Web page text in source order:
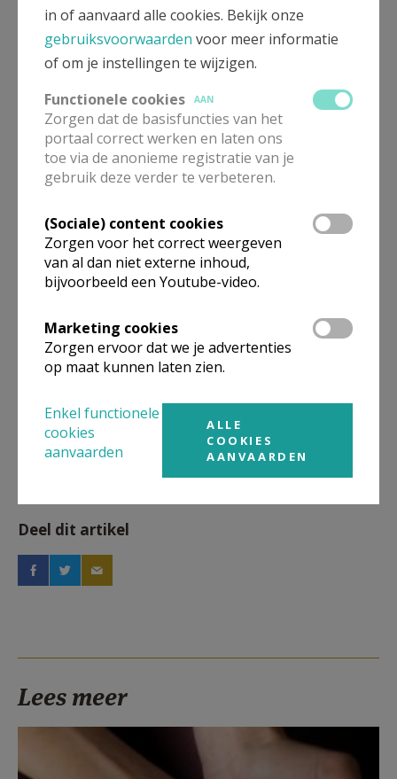
Gepubliceerd door
Meer
Artikel
Deel dit artikel
Lees meer
in of aanvaard alle cookies. Bekijk onze
gebruiksvoorwaarden voor meer informatie
of om je instellingen te wijzigen.
Functionele cookies
AAN
Zorgen dat de basisfuncties van het
portaal correct werken en laten ons
toe via de anonieme registratie van je
gebruik deze verder te verbeteren.
(Sociale) content cookies
Zorgen voor het correct weergeven
van al dan niet externe inhoud,
bijvoorbeeld een Youtube-video.
Marketing cookies
Zorgen ervoor dat we je advertenties
op maat kunnen laten zien.
Enkel functionele
cookies
aanvaarden
ALLE
COOKIES
AANVAARDEN